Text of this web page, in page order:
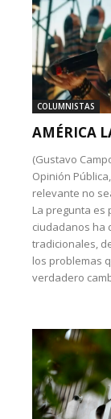
COLUMNISTAS
AMÉRICA
(Gustavo
Opinión
relevante no
La pregunta es
ciudadanos ha
tradicionales,
los problemas
verdadero